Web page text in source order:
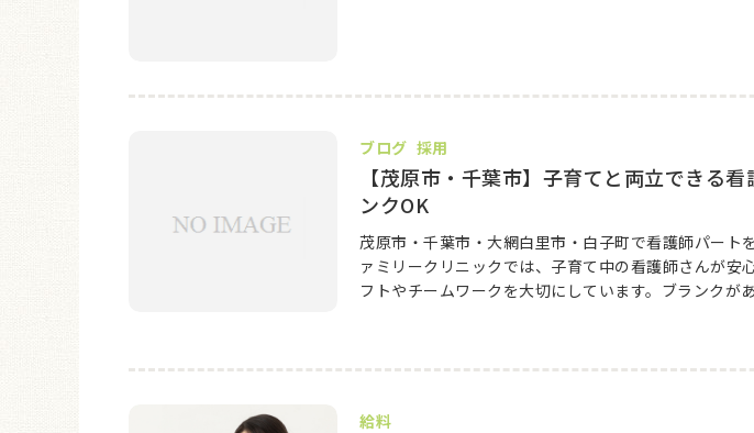
ブログ 採用
【茂原市・千葉市】子育てと両立できる
ンクOK
茂原市・千葉市・大網白里市・白子町で看護師パート
ァミリークリニックでは、子育て中の看護師さんが安
フトやチームワークを大切にしています。ブランクが
給料